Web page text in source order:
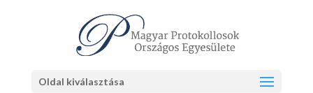
Oldal kiválasztása